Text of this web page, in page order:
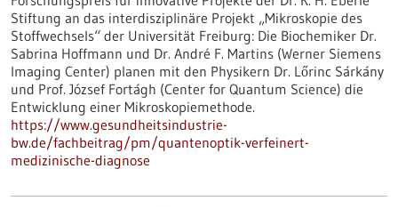
Stiftung an das interdisziplinäre Projekt „Mikroskopie des
Stoffwechsels“ der Universität Freiburg: Die Biochemiker Dr.
Sabrina Hoffmann und Dr. André F. Martins (Werner Siemens
Imaging Center) planen mit den Physikern Dr. Lőrinc Sárkány
und Prof. József Fortágh (Center for Quantum Science) die
Entwicklung einer Mikroskopiemethode.
https://www.gesundheitsindustrie-
bw.de/fachbeitrag/pm/quantenoptik-verfeinert-
medizinische-diagnose